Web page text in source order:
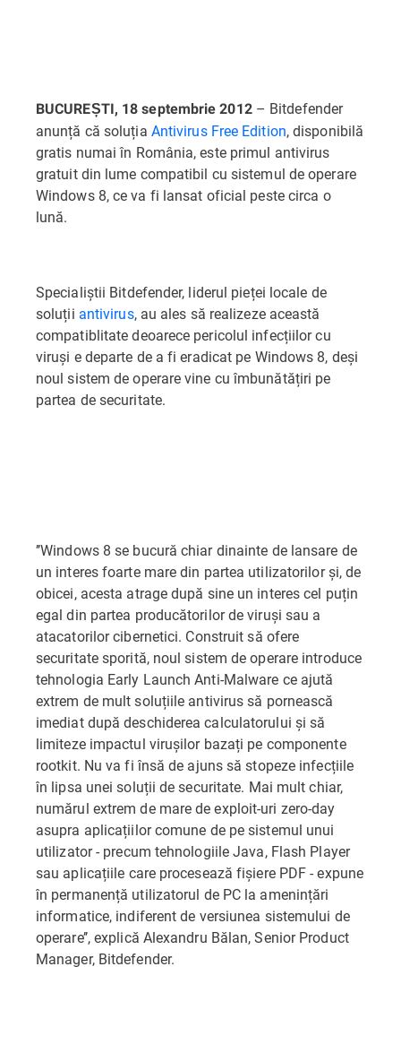
BUCUREȘTI, 18 septembrie 2012– Bitdefender
anunță că soluția Antivirus Free Edition, disponibilă
gratis numai în România, este primul antivirus
gratuit din lume compatibil cu sistemul de operare
Windows 8, ce va fi lansat oficial peste circa o
lună.
Specialiștii Bitdefender, liderul pieței locale de
soluții antivirus, au ales să realizeze această
compatiblitate deoarece pericolul infecțiilor cu
viruși e departe de a fi eradicat pe Windows 8, deși
noul sistem de operare vine cu îmbunătățiri pe
partea de securitate.
’’Windows 8 se bucură chiar dinainte de lansare de
un interes foarte mare din partea utilizatorilor și, de
obicei, acesta atrage după sine un interes cel puțin
egal din partea producătorilor de viruși sau a
atacatorilor cibernetici. Construit să ofere
securitate sporită, noul sistem de operare introduce
tehnologia Early Launch Anti-Malware ce ajută
extrem de mult soluțiile antivirus să pornească
imediat după deschiderea calculatorului și să
limiteze impactul virușilor bazați pe componente
rootkit. Nu va fi însă de ajuns să stopeze infecțiile
în lipsa unei soluții de securitate. Mai mult chiar,
numărul extrem de mare de exploit-uri zero-day
asupra aplicațiilor comune de pe sistemul unui
utilizator - precum tehnologiile Java, Flash Player
sau aplicațiile care procesează fișiere PDF - expune
în permanență utilizatorul de PC la amenințări
informatice, indiferent de versiunea sistemului de
operare’’, explică Alexandru Bălan, Senior Product
Manager, Bitdefender.